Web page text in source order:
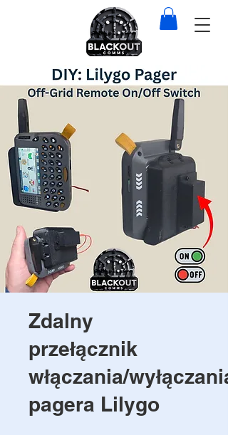
Zdalny
przełącznik
włączania/wyłączania
pagera Lilygo